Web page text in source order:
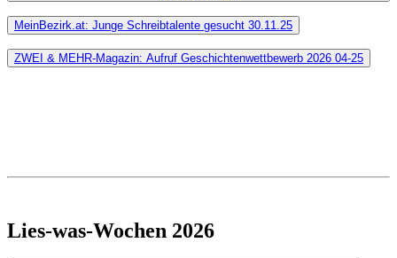
MeinBezirk.at: Junge Schreibtalente gesucht 30.11.25
ZWEI & MEHR-Magazin: Aufruf Geschichtenwettbewerb 2026 04-25
Lies-was-Wochen 2026